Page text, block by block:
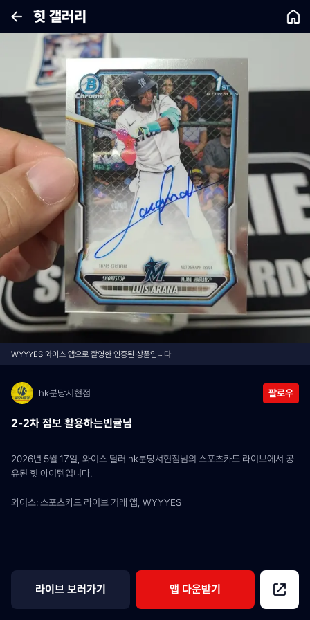
힛 갤러리
WYYYES 와이스 앱으로 촬영한 인증된 상품입니다
hk분당서현점 팔로우
2-2차 점보 활용하는빈귤님
2026년 5월 17일, 와이스 딜러 hk분당서현점님의 스포츠카드 라이브에서 공
유된 힛 아이템입니다.
와이스: 스포츠카드 라이브 거래 앱, WYYYES
라이브 보러가기 앱 다운받기